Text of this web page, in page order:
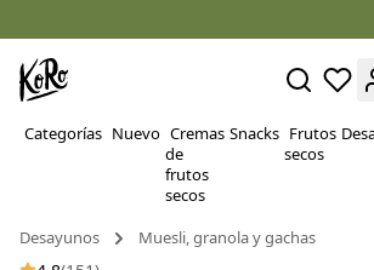
Categorías Nuevo Cremas
de
frutos
secos
Snacks Frutos
secos
Desayunos Muesli, granola y gachas